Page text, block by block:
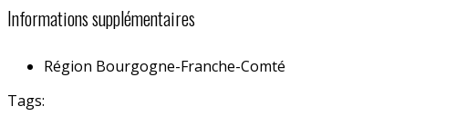
Informations supplémentaires
Région Bourgogne-Franche-Comté
Tags: